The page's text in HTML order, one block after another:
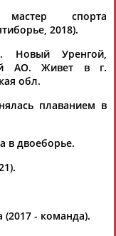
Юлия
АБАЛАКИНА
Ростом
мастер спорта
2018).
Новый Уренгой,
АО. Живет в г.
обл.
плаванием в
в двоеборье.
- команда).